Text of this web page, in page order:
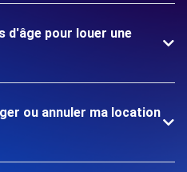
d'âge pour louer une
ou annuler ma location